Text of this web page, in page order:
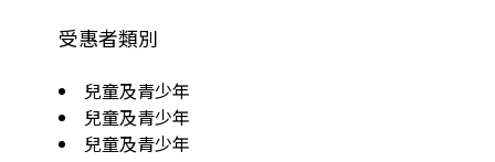
受惠者類別
兒童及青少年
兒童及青少年
兒童及青少年